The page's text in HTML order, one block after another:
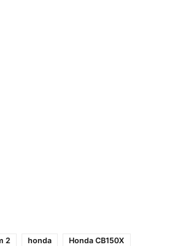
2 honda Honda CB150X